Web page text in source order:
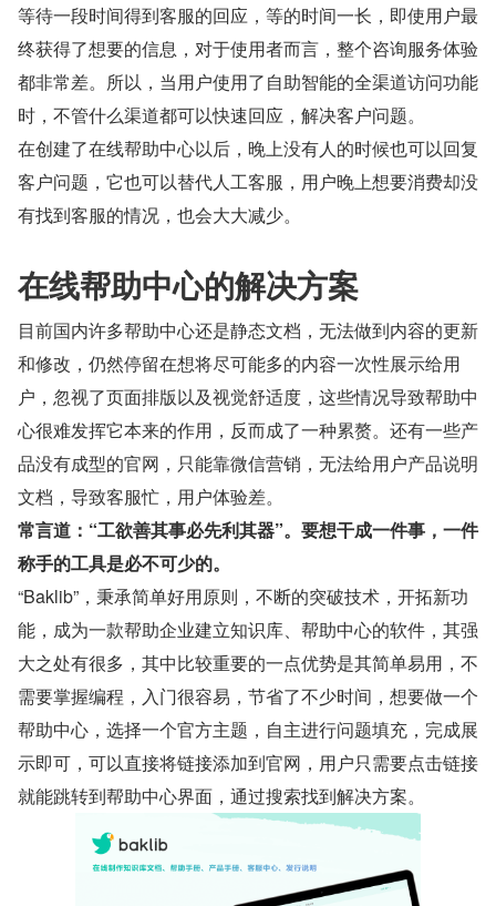
等待一段时间得到客服的回应，等的时间一长，即使用户最
终获得了想要的信息，对于使用者而言，整个咨询服务体验
都非常差。所以，当用户使用了自助智能的全渠道访问功能
时，不管什么渠道都可以快速回应，解决客户问题。
在创建了在线帮助中心以后，晚上没有人的时候也可以回复
客户问题，它也可以替代人工客服，用户晚上想要消费却没
有找到客服的情况，也会大大减少。
在线帮助中心的解决方案
目前国内许多帮助中心还是静态文档，无法做到内容的更新
和修改，仍然停留在想将尽可能多的内容一次性展示给用
户，忽视了页面排版以及视觉舒适度，这些情况导致帮助中
心很难发挥它本来的作用，反而成了一种累赘。还有一些产
品没有成型的官网，只能靠微信营销，无法给用户产品说明
文档，导致客服忙，用户体验差。
常言道：“工欲善其事必先利其器”。要想干成一件事，一件
称手的工具是必不可少的。
“Baklib”，秉承简单好用原则，不断的突破技术，开拓新功
能，成为一款帮助企业建立知识库、帮助中心的软件，其强
大之处有很多，其中比较重要的一点优势是其简单易用，不
需要掌握编程，入门很容易，节省了不少时间，想要做一个
帮助中心，选择一个官方主题，自主进行问题填充，完成展
示即可，可以直接将链接添加到官网，用户只需要点击链接
就能跳转到帮助中心界面，通过搜索找到解决方案。